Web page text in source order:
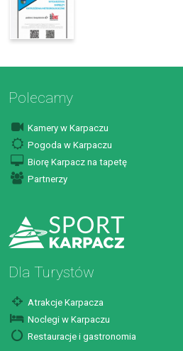
Polecamy
Kamery w Karpaczu
Pogoda w Karpaczu
Biorę Karpacz na tapetę
Partnerzy
Dla Turystów
Atrakcje Karpacza
Noclegi w Karpaczu
Restauracje i gastronomia